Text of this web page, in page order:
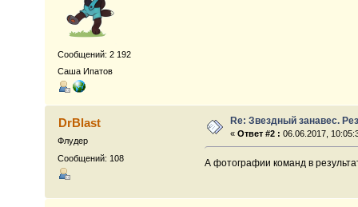
Сообщений: 2 192
Саша Ипатов
DrBlast
Флудер
Сообщений: 108
Re: Звездный занавес.
«Ответ #2 : 06.06.2017,
А фотографии команд в